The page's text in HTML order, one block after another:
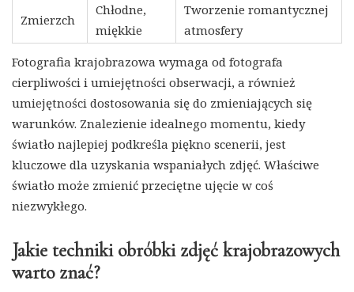
Zmierzch
Chłodne,
miękkie
Tworzenie romantycznej
atmosfery
Fotografia krajobrazowa wymaga od fotografa
cierpliwości i umiejętności obserwacji, a również
umiejętności dostosowania się do zmieniających się
warunków. Znalezienie idealnego momentu, kiedy
światło najlepiej podkreśla piękno scenerii, jest
kluczowe dla uzyskania wspaniałych zdjęć. Właściwe
światło może zmienić przeciętne ujęcie w coś
niezwykłego.
Jakie techniki obróbki zdjęć krajobrazowych
warto znać?